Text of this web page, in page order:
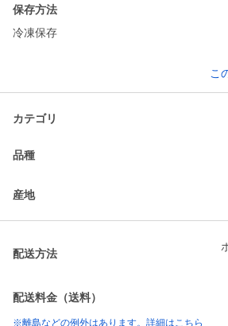
保存方法
冷凍保存
こ
カテゴリ
品種
産地
配送方法
配送料金（送料）
※離島などの例外はあります。詳細はこちら